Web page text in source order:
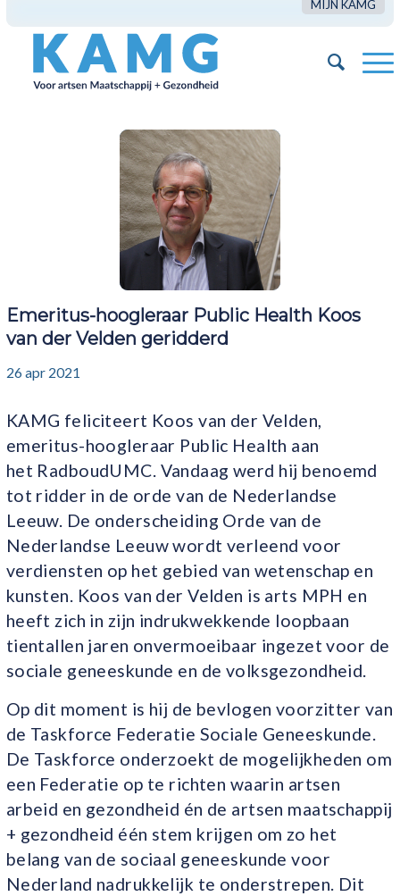
MIJN KAMG
Emeritus-hoogleraar Public Health Koos
van der Velden geridderd
26 apr 2021
KAMG feliciteert Koos van der Velden,
emeritus-hoogleraar Public Health aan
het RadboudUMC. Vandaag werd hij benoemd
tot ridder in de orde van de Nederlandse
Leeuw. De onderscheiding Orde van de
Nederlandse Leeuw wordt verleend voor
verdiensten op het gebied van wetenschap en
kunsten. Koos van der Velden is arts MPH en
heeft zich in zijn indrukwekkende loopbaan
tientallen jaren onvermoeibaar ingezet voor de
sociale geneeskunde en de volksgezondheid.
Op dit moment is hij de bevlogen voorzitter van
de Taskforce Federatie Sociale Geneeskunde.
De Taskforce onderzoekt de mogelijkheden om
een Federatie op te richten waarin artsen
arbeid en gezondheid én de artsen maatschappij
+ gezondheid één stem krijgen om zo het
belang van de sociaal geneeskunde voor
Nederland nadrukkelijk te onderstrepen. Dit